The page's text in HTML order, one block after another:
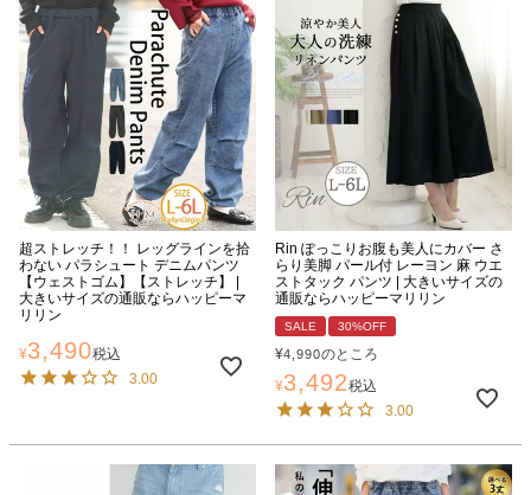
超ストレッチ！！ レッグラインを拾
わない パラシュート デニムパンツ
【ウェストゴム】【ストレッチ】 |
大きいサイズの通販ならハッピーマ
リリン
¥3,490税込
3.00
Rin ぽっこりお腹も美人にカバー さ
らり美脚 パール付 レーヨン 麻 ウエ
ストタック パンツ | 大きいサイズの
通販ならハッピーマリリン
SALE 30%OFF
¥4,990のところ
¥3,492税込
3.00